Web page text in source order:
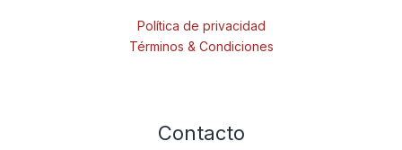
Política de privacidad
Términos & Condiciones
Contacto